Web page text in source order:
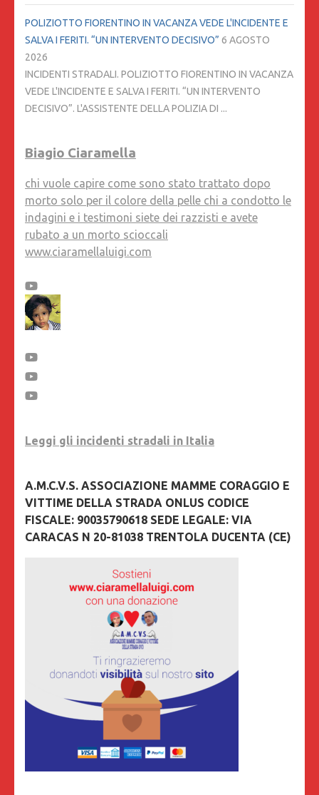
POLIZIOTTO FIORENTINO IN VACANZA VEDE L'INCIDENTE E
SALVA I FERITI. “UN INTERVENTO DECISIVO” 6 AGOSTO
2026
INCIDENTI STRADALI. POLIZIOTTO FIORENTINO IN VACANZA
VEDE L'INCIDENTE E SALVA I FERITI. “UN INTERVENTO
DECISIVO”. L'ASSISTENTE DELLA POLIZIA DI ...
Biagio Ciaramella
chi vuole capire come sono stato trattato dopo
morto solo per il colore della pelle chi a condotto le
indagini e i testimoni siete dei razzisti e avete
rubato a un morto scioccali
www.ciaramellaluigi.com
Leggi gli incidenti stradali in Italia
A.M.C.V.S. ASSOCIAZIONE MAMME CORAGGIO E
VITTIME DELLA STRADA ONLUS CODICE
FISCALE: 90035790618 SEDE LEGALE: VIA
CARACAS N 20-81038 TRENTOLA DUCENTA (CE)